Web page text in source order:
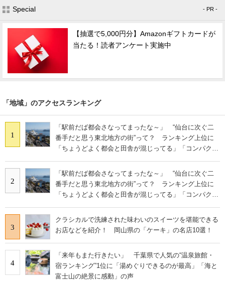
Special - PR -
【抽選で5,000円分】Amazonギフトカードが
当たる！読者アンケート実施中
「地域」のアクセスランキング
1
「駅前だば都会さなってまったな～」 “仙台に次ぐ二
番手だと思う東北地方の街”って？ ランキング上位に
「ちょうどよく都会と田舎が混じってる」「コンパクト
2
「駅前だば都会さなってまったな～」 “仙台に次ぐ二
番手だと思う東北地方の街”って？ ランキング上位に
「ちょうどよく都会と田舎が混じってる」「コンパクト
3
クラシカルで洗練された味わいのスイーツを堪能できる
お店などを紹介！ 岡山県の「ケーキ」の名店10選！
4
「来年もまた行きたい」 千葉県で人気の“温泉旅館・
宿ランキング”1位に「湯めぐりできるのが最高」「海と
富士山の絶景に感動」の声